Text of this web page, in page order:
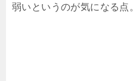
弱いというのが気になる点。